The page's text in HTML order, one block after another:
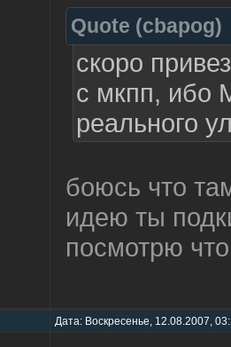
Quote (cbapog)
скоро
с мкпп, ибо
реального
боюсь что
идею ты
посмотрю
Дата: Воскресенье, 12.08.2007,